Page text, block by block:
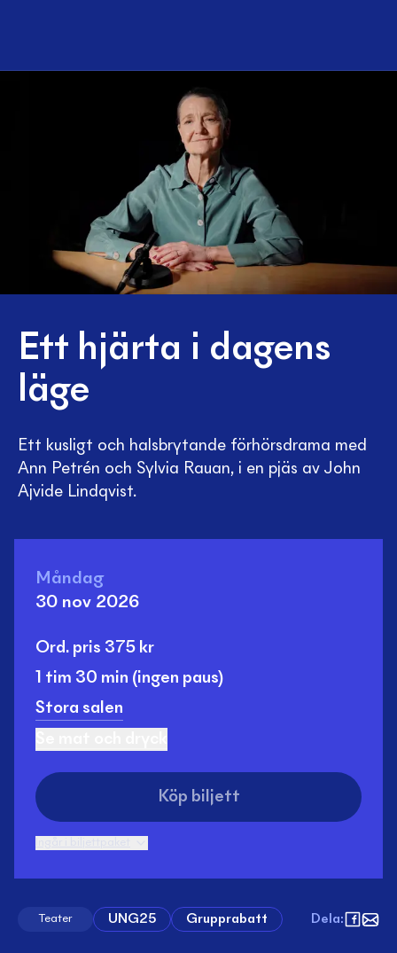
Ett hjärta i dagens
läge
Ett kusligt och halsbrytande förhörsdrama med
Ann Petrén och Sylvia Rauan, i en pjäs av John
Ajvide Lindqvist.
Måndag
30 nov 2026
Ord. pris 375 kr
1 tim 30 min (ingen paus)
Stora salen
Köp biljett
Teater UNG25 Grupprabatt Dela: